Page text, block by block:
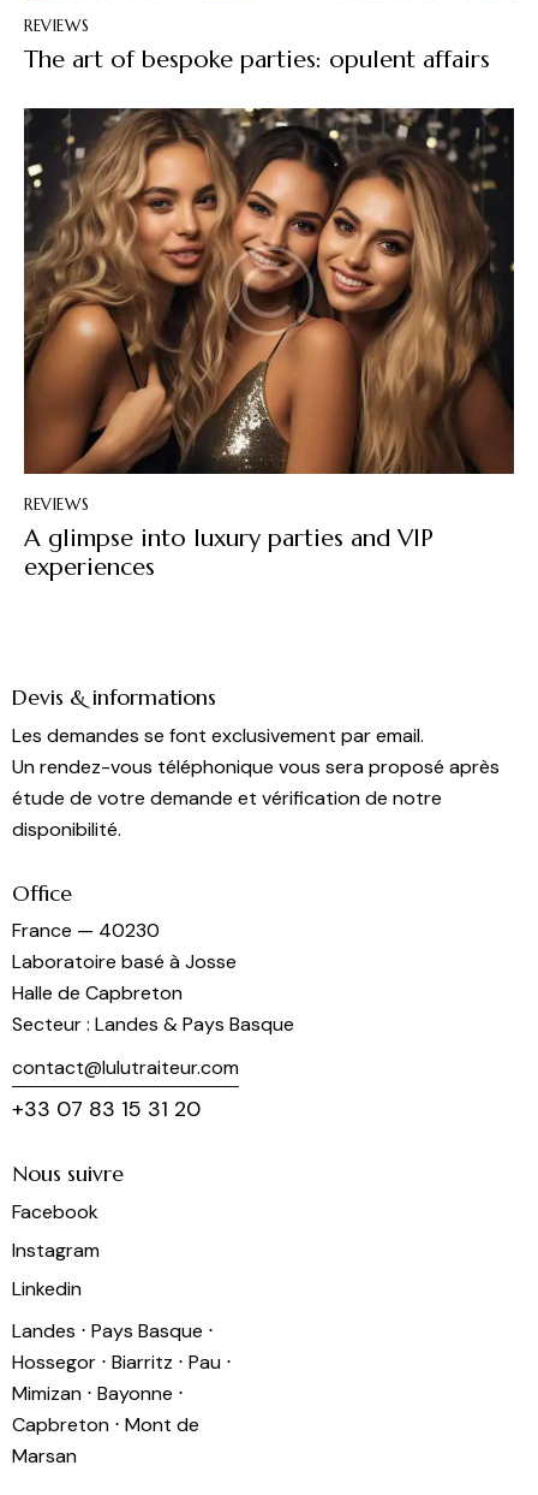
REVIEWS
The art of bespoke parties: opulent affairs
REVIEWS
A glimpse into luxury parties and VIP
experiences
Devis & informations
Les demandes se font exclusivement par email.
Un rendez-vous téléphonique vous sera proposé après
étude de votre demande et vérification de notre
disponibilité.
Office
France — 40230
Laboratoire basé à Josse
Halle de Capbreton
Secteur : Landes & Pays Basque
contact@lulutraiteur.com
+33 07 83 15 31 20
Nous suivre
Facebook
Instagram
Linkedin
Landes ⋅ Pays Basque ⋅
Hossegor ⋅ Biarritz ⋅ Pau ⋅
Mimizan ⋅ Bayonne ⋅
Capbreton ⋅ Mont de
Marsan